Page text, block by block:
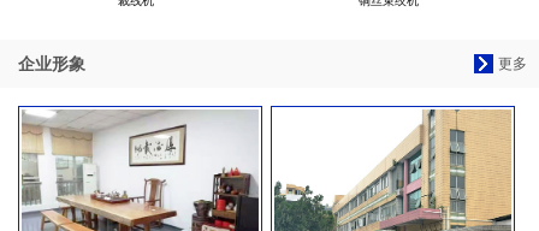
更多
企业形象